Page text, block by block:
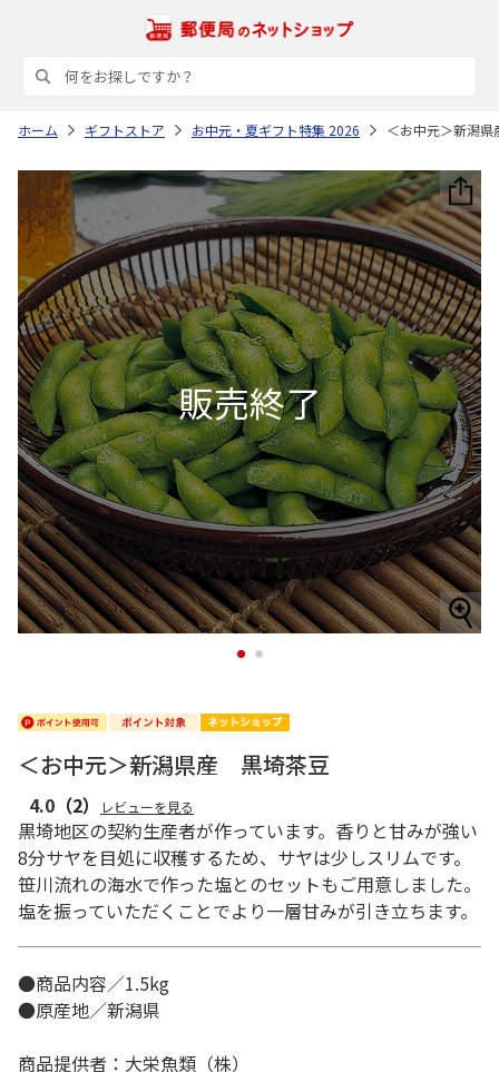
ホーム ギフトストア お中元・夏ギフト特集 2026 ＜お中元＞新潟
1 2
＜お中元＞新潟県産 黒埼茶豆
4.0 （2） レビューを見る
黒埼地区の契約生産者が作っています。香りと甘みが強い
8分サヤを目処に収穫するため、サヤは少しスリムです。
笹川流れの海水で作った塩とのセットもご用意しました。
塩を振っていただくことでより一層甘みが引き立ちます。
●商品内容／1.5kg
●原産地／新潟県
商品提供者：大栄魚類（株）